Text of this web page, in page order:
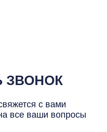
ЗВОНОК
с вами
все ваши вопросы